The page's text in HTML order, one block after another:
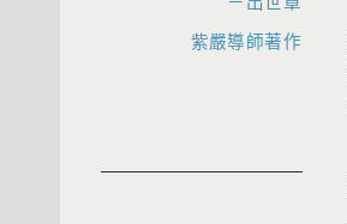
紫嚴導師著作